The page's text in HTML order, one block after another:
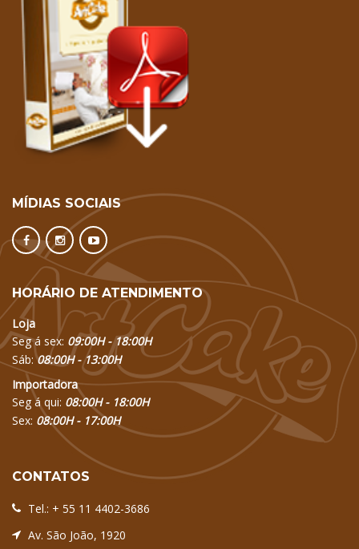
MÍDIAS SOCIAIS
HORÁRIO DE ATENDIMENTO
Loja
Seg á sex: 09:00H - 18:00H
Sáb:08:00H - 13:00H
Importadora
Seg á qui: 08:00H - 18:00H
Sex: 08:00H - 17:00H
CONTATOS
Tel.: + 55 11 4402-3686
Av. São João, 1920